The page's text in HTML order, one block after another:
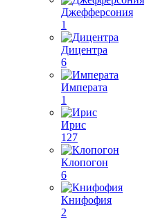
Джефферсония
1
Дицентра
6
Императа
1
Ирис
127
Клопогон
6
Книфофия
2